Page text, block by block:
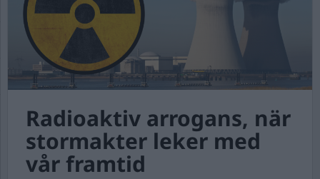
Radioaktiv arrogans, när
stormakter leker med
vår framtid